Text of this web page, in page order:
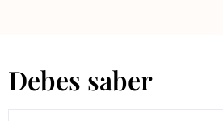
Debes saber